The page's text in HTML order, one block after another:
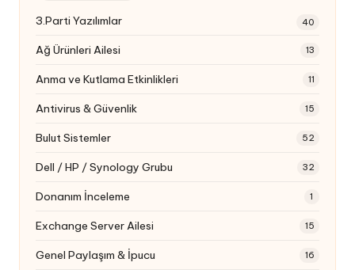
3.Parti Yazılımlar 40
Ağ Ürünleri Ailesi 13
Anma ve Kutlama Etkinlikleri 11
Antivirus & Güvenlik 15
Bulut Sistemler 52
Dell / HP / Synology Grubu 32
Donanım İnceleme 1
Exchange Server Ailesi 15
Genel Paylaşım & İpucu 16